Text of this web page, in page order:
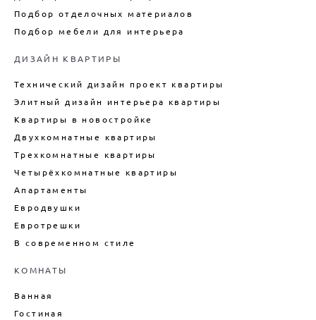
ДИЗАЙН ИНТЕРЬЕРА ТАУНХАУСА
ДИЗАЙН КВАРТИРЫ В СТИЛЕ
ДИЗАЙН ДУПЛЕКСА
НОВОСТРОЙКЕ
ТЕХНИЧЕСКИЙ ДИЗАЙН
КВАРТИРЫ
ВНУТРЕННИЙ ИНТЕРЬЕР
ДИЗАЙН БОЛЬШОГО ДОМА
ДИЗАЙН ДОМА ПОД КЛЮЧ
ДИЗАЙН ИНТЕРЬЕРА ДАЧИ
ПОДБОР МЕБЕЛИ ДЛЯ ИНТЕРЬЕРА
ВАННОЙ
Подбор отделочных материалов
Подбор мебели для интерьера
ДИЗАЙН КВАРТИРЫ
Технический дизайн проект квартиры
Элитный дизайн интерьера квартиры
Квартиры в новостройке
Двухкомнатные квартиры
Трехкомнатные квартиры
Четырёхкомнатные квартиры
Апартаменты
Евродвушки
Евротрешки
В современном стиле
КОМНАТЫ
Ванная
Гостиная